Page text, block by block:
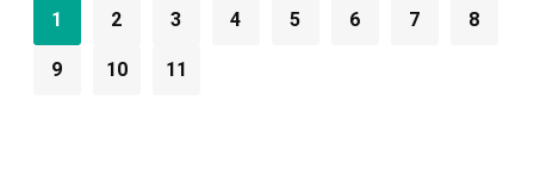
1 2 3 4 5 6 7 8
9 10 11